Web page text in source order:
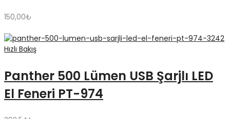
150,00₺
Hızlı Bakış
Panther 500 Lümen USB Şarjlı LED
El Feneri PT-974